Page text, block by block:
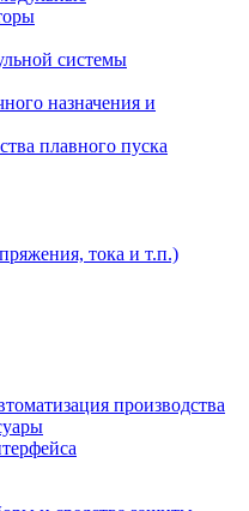
системы
назначения и
плавного пуска
тока и т.п.)
производства